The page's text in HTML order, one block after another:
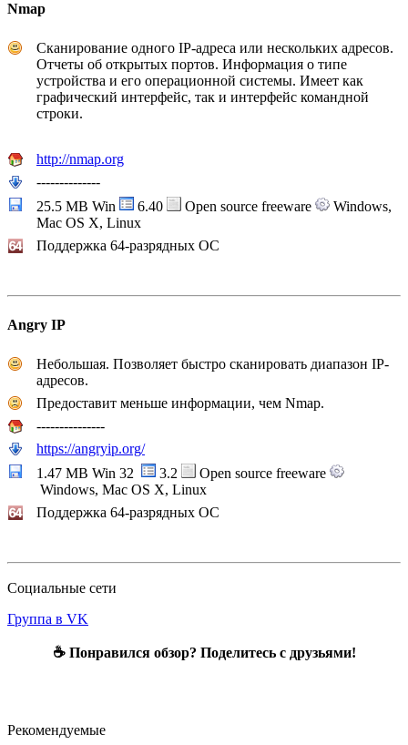
Nmap
Сканирование одного IP-адреса или нескольких адресов.
Отчеты об открытых портов. Информация о типе
устройства и его операционной системы. Имеет как
графический интерфейс, так и интерфейс командной
строки.
http://nmap.org
--------------
25.5 MB Win
6.40 Open source freeware
Windows,
Mac OS X, Linux
Поддержка 64-разрядных ОС
Angry IP
Небольшая. Позволяет быстро сканировать диапазон IP-
адресов.
Предоставит меньше информации, чем Nmap.
---------------
https://angryip.org/
1.47 MB Win 32
3.2
Open source freeware
Windows, Mac OS X, Linux
Поддержка 64-разрядных ОС
Социальные сети
Группа в VK
☕ Понравился обзор? Поделитесь с друзьями!
Рекомендуемые